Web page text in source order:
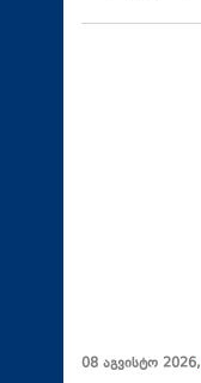
08 აგვისტო 2026,